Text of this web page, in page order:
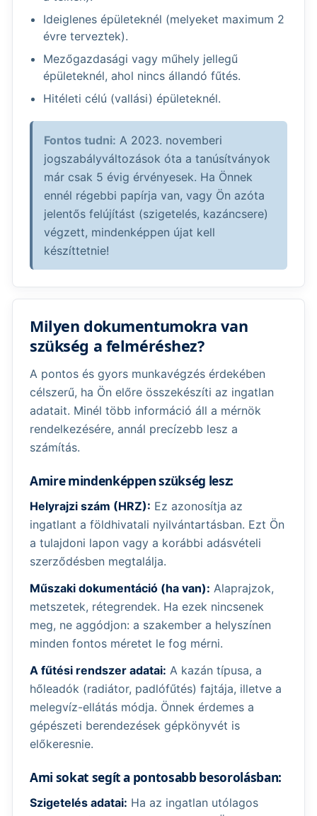
Ideiglenes épületeknél (melyeket maximum 2
évre terveztek).
Mezőgazdasági vagy műhely jellegű
épületeknél, ahol nincs állandó fűtés.
Hitéleti célú (vallási) épületeknél.
Fontos tudni: A 2023. novemberi
jogszabályváltozások óta a tanúsítványok
már csak 5 évig érvényesek. Ha Önnek
ennél régebbi papírja van, vagy Ön azóta
jelentős felújítást (szigetelés, kazáncsere)
végzett, mindenképpen újat kell
készíttetnie!
Milyen dokumentumokra van
szükség a felméréshez?
A pontos és gyors munkavégzés érdekében
célszerű, ha Ön előre összekészíti az ingatlan
adatait. Minél több információ áll a mérnök
rendelkezésére, annál precízebb lesz a
számítás.
Amire mindenképpen szükség lesz:
Helyrajzi szám (HRZ): Ez azonosítja az
ingatlant a földhivatali nyilvántartásban. Ezt Ön
a tulajdoni lapon vagy a korábbi adásvételi
szerződésben megtalálja.
Műszaki dokumentáció (ha van): Alaprajzok,
metszetek, rétegrendek. Ha ezek nincsenek
meg, ne aggódjon: a szakember a helyszínen
minden fontos méretet le fog mérni.
A fűtési rendszer adatai: A kazán típusa, a
hőleadók (radiátor, padlófűtés) fajtája, illetve a
melegvíz-ellátás módja. Önnek érdemes a
gépészeti berendezések gépkönyvét is
előkeresnie.
Ami sokat segít a pontosabb besorolásban:
Szigetelés adatai: Ha az ingatlan utólagos